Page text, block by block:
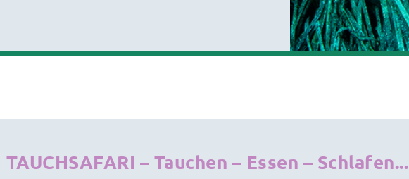
TAUCHSAFARI – Tauchen – Essen – Schlafen...